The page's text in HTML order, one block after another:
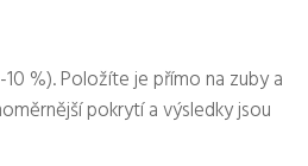
%). Položíte je přímo na zuby a
pokrytí a výsledky jsou